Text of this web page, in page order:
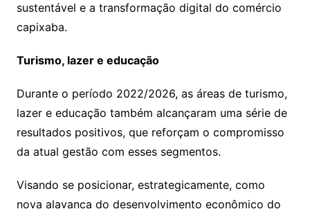
sustentável e a transformação digital do comércio
capixaba.
Turismo, lazer e educação
Durante o período 2022/2026, as áreas de turismo,
lazer e educação também alcançaram uma série de
resultados positivos, que reforçam o compromisso
da atual gestão com esses segmentos.
Visando se posicionar, estrategicamente, como
nova alavanca do desenvolvimento econômico do